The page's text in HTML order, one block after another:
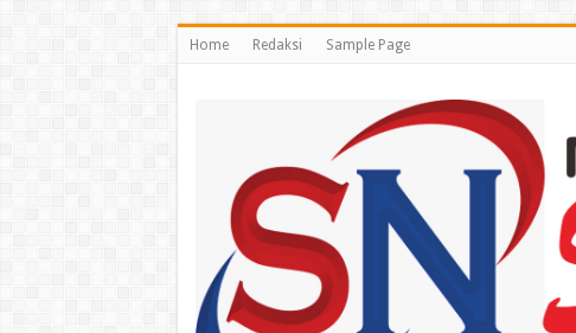
Home Redaksi Sample Page